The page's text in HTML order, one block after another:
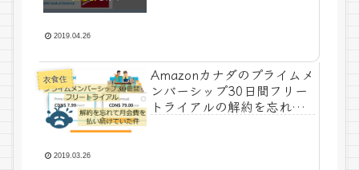
2019.04.26
衣食住
Amazonカナダのプライムメ
ンバーシップ30日間フリー
トライアルの解約を忘れて
2019.03.26